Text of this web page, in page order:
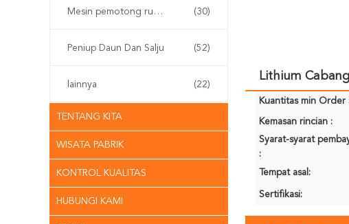
Mesin pemotong rumput (30)
Peniup Daun Dan Salju (52)
lainnya (22)
TENTANG KITA
WISATA PABRIK
KONTROL KUALITAS
HUBUNGI KAMI
Lithium
Kuantitas min Order
Kemasan rincian :
Syarat-syarat
:
Tempat asal:
Sertifikasi: